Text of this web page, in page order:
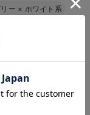
ー × ホワイト系
ー
×